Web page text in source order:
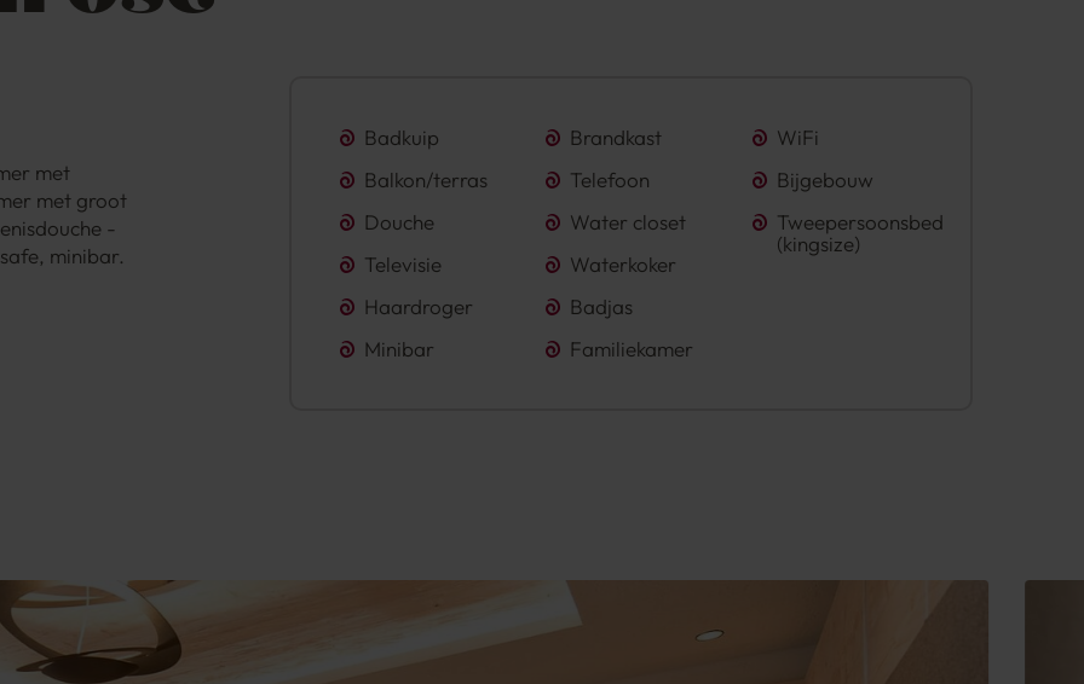
met
met groot
-
minibar.
Badkuip
Balkon/terras
Douche
Televisie
Haardroger
Minibar
Brandkast
Telefoon
Water closet
Waterkoker
Badjas
Familiekamer
WiFi
Bijgebouw
Tweepersoonsbed
(kingsize)